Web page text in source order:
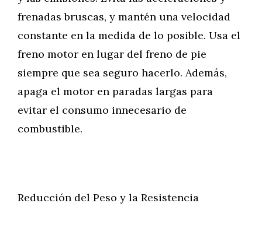
frenadas bruscas, y mantén una velocidad
constante en la medida de lo posible. Usa el
freno motor en lugar del freno de pie
siempre que sea seguro hacerlo. Además,
apaga el motor en paradas largas para
evitar el consumo innecesario de
combustible.
Reducción del Peso y la Resistencia